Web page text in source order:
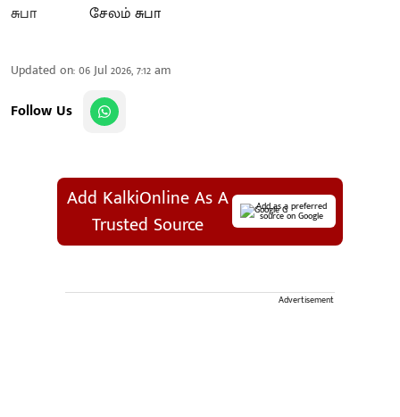
சேலம் சுபா
Updated on:06 Jul 2026, 7:12 am
Follow Us
Add KalkiOnline As A
Trusted Source
Add as a preferred
source on Google
Advertisement